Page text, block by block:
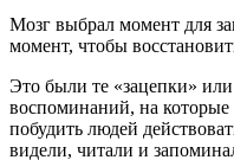
Мозг выбрал момент для
момент, чтобы
Это были те «зацепки»
воспоминаний, на которые
побудить людей
видели, читали и